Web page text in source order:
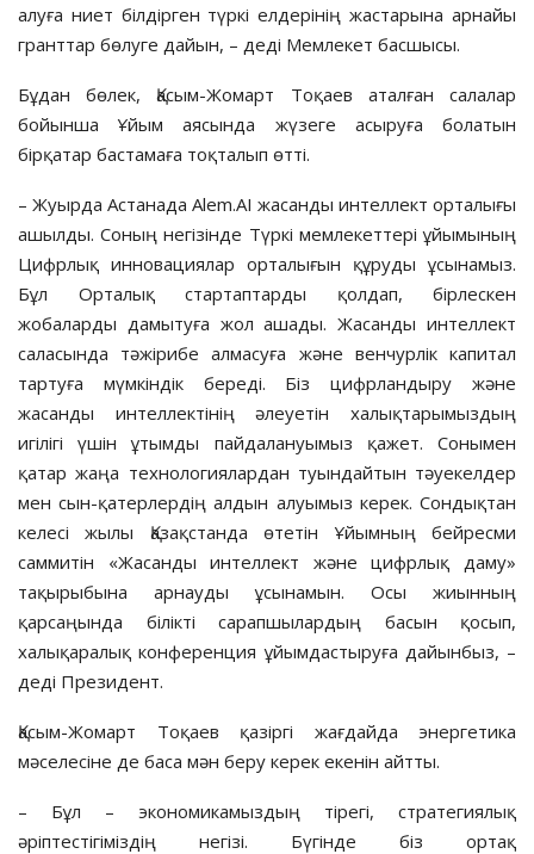
алуға ниет білдірген түркі елдерінің жастарына арнайы
гранттар бөлуге дайын, – деді Мемлекет басшысы.
Бұдан бөлек, Қасым-Жомарт Тоқаев аталған салалар
бойынша Ұйым аясында жүзеге асыруға болатын
бірқатар бастамаға тоқталып өтті.
– Жуырда Астанада Alem.AI жасанды интеллект орталығы
ашылды. Соның негізінде Түркі мемлекеттері ұйымының
Цифрлық инновациялар орталығын құруды ұсынамыз.
Бұл Орталық стартаптарды қолдап, бірлескен
жобаларды дамытуға жол ашады. Жасанды интеллект
саласында тәжірибе алмасуға және венчурлік капитал
тартуға мүмкіндік береді. Біз цифрландыру және
жасанды интеллектінің әлеуетін халықтарымыздың
игілігі үшін ұтымды пайдалануымыз қажет. Сонымен
қатар жаңа технологиялардан туындайтын тәуекелдер
мен сын-қатерлердің алдын алуымыз керек. Сондықтан
келесі жылы Қазақстанда өтетін Ұйымның бейресми
саммитін «Жасанды интеллект және цифрлық даму»
тақырыбына арнауды ұсынамын. Осы жиынның
қарсаңында білікті сарапшылардың басын қосып,
халықаралық конференция ұйымдастыруға дайынбыз, –
деді Президент.
Қасым-Жомарт Тоқаев қазіргі жағдайда энергетика
мәселесіне де баса мән беру керек екенін айтты.
– Бұл – экономикамыздың тірегі, стратегиялық
әріптестігіміздің негізі. Бүгінде біз ортақ